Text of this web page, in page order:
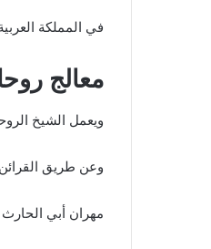
في المملكة
معالج
ويعمل الشيخ
وعن طريق
مهران أبي